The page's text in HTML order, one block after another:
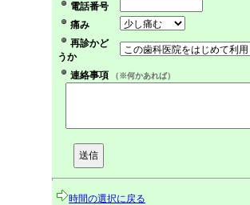
電話番号
痛み
再診かど
うか
連絡事項
（※何かあれば）
時間の選択に戻る